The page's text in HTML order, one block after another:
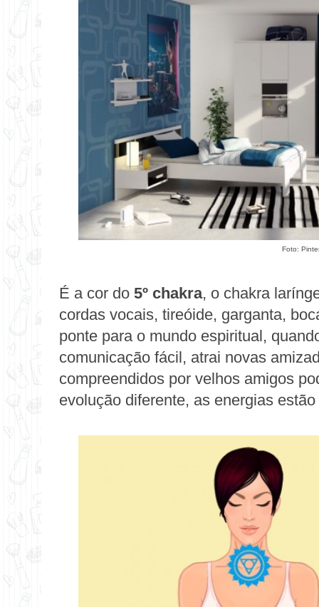
Foto:
É a cor do 5º chakra, o chakra
cordas vocais, tireóide, garganta,
ponte para o mundo espiritual,
comunicação fácil, atrai novas
compreendidos por velhos amigos
evolução diferente, as energias